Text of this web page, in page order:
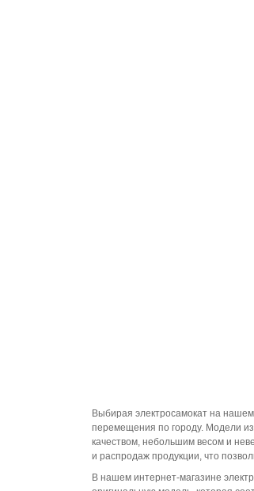
Выбирая электросамокат на
перемещения по городу. Модели
качеством, небольшим весом и
и распродаж продукции, что
В нашем интернет-магазине